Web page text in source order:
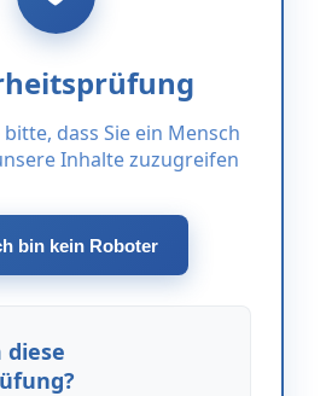
dass Sie ein Mensch
Inhalte zuzugreifen
bin kein Roboter
diese